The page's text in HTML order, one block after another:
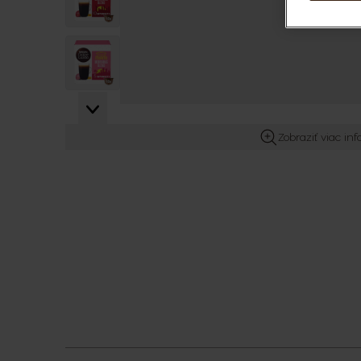
View larger image
View larger image
Zobraziť viac